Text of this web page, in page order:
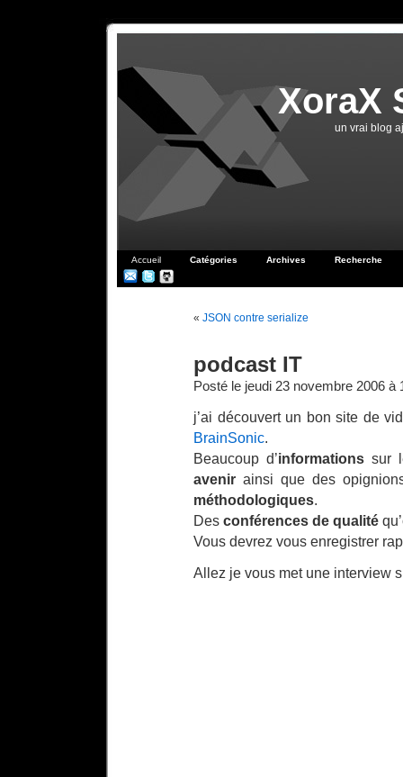
XoraX
un vrai blog
Accueil Catégories Archives Recherche
« JSON contre serialize
podcast IT
Posté le jeudi 23 novembre 2006 à
j’ai découvert un bon site de
BrainSonic.
Beaucoup d’informations sur
avenir ainsi que des
méthodologiques.
Des conférences de qualité
Vous devrez vous enregistrer
Allez je vous met une interview